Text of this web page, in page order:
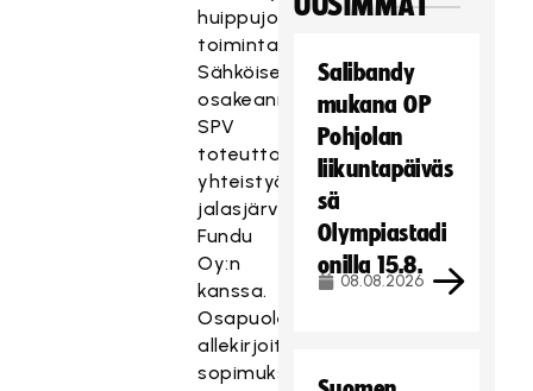
huippujoukkueen
toimintaan.
Sähköisen
osakeannin
SPV
toteuttaa
yhteistyössä
jalasjärveläisen
Fundu
Oy:n
kanssa.
Osapuolet
allekirjoittivat
sopimuksen
Salibandy
mukana OP
Pohjolan
liikuntapäiväs
sä
Olympiastadi
onilla 15.8.
08.08.2026